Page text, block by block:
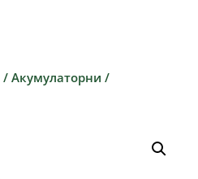
/Акумулаторни /